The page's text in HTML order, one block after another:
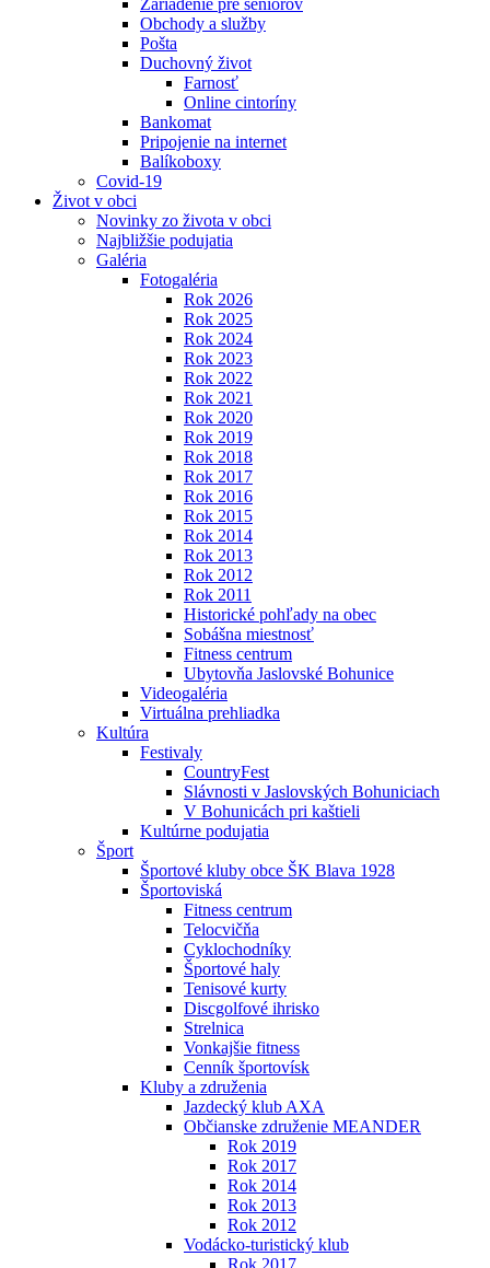
Zariadenie pre seniorov
Obchody a služby
Pošta
Duchovný život
Farnosť
Online cintoríny
Bankomat
Pripojenie na internet
Balíkoboxy
Covid-19
Život v obci
Novinky zo života v obci
Najbližšie podujatia
Galéria
Fotogaléria
Rok 2026
Rok 2025
Rok 2024
Rok 2023
Rok 2022
Rok 2021
Rok 2020
Rok 2019
Rok 2018
Rok 2017
Rok 2016
Rok 2015
Rok 2014
Rok 2013
Rok 2012
Rok 2011
Historické pohľady na obec
Sobášna miestnosť
Fitness centrum
Ubytovňa Jaslovské Bohunice
Videogaléria
Virtuálna prehliadka
Kultúra
Festivaly
CountryFest
Slávnosti v Jaslovských Bohuniciach
V Bohunicách pri kaštieli
Kultúrne podujatia
Šport
Športové kluby obce ŠK Blava 1928
Športoviská
Fitness centrum
Telocvičňa
Cyklochodníky
Športové haly
Tenisové kurty
Discgolfové ihrisko
Strelnica
Vonkajšie fitness
Cenník športovísk
Kluby a združenia
Jazdecký klub AXA
Občianske združenie MEANDER
Rok 2019
Rok 2017
Rok 2014
Rok 2013
Rok 2012
Vodácko-turistický klub
Rok 2017